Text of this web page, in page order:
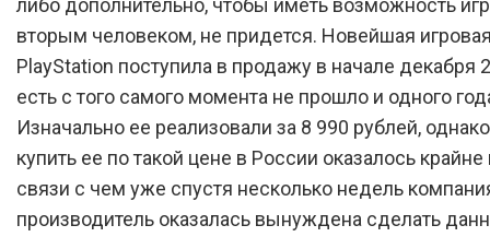
либо дополнительно, чтобы иметь возможность
вторым человеком, не придется. Новейшая
PlayStation поступила в продажу в начале декабря
есть с того самого момента не прошло и одного
Изначально ее реализовали за 8 990 рублей,
купить ее по такой цене в России оказалось
связи с чем уже спустя несколько недель
производитель оказалась вынуждена сделать